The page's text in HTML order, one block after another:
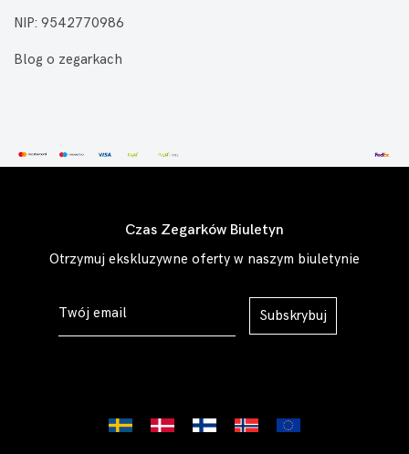
NIP: 9542770986
Blog o zegarkach
Czas Zegarków Biuletyn
Otrzymuj ekskluzywne oferty w naszym biuletynie
Subskrybuj